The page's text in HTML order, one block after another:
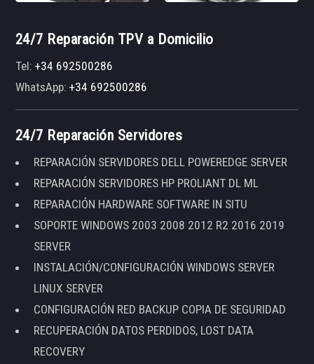
24/7 Reparación TPV a Domicilio
Tel:+34 692500286
WhatsApp:+34 692500286
24/7 Reparación Servidores
REPARACIÓN SERVIDORES DELL POWEREDGE SERVER
REPARACIÓN SERVIDORES HP PROLIANT DL ML
REPARACIÓN HARDWARE SOFTWARE IN SITU
SOPORTE WINDOWS 2003 2008 2012 R2 2016 2019
SERVER
INSTALACIÓN/CONFIGURACIÓN WINDOWS SERVER
LINUX SERVER
CONFIGURACIÓN RED BACKUP COPIA DE SEGURIDAD
RECUPERACIÓN DATOS PERDIDOS, LOST DATA
RECOVERY